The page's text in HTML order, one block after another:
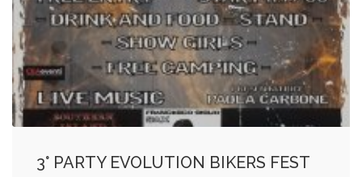
3° PARTY EVOLUTION BIKERS FEST